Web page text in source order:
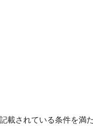
されている条件を満た